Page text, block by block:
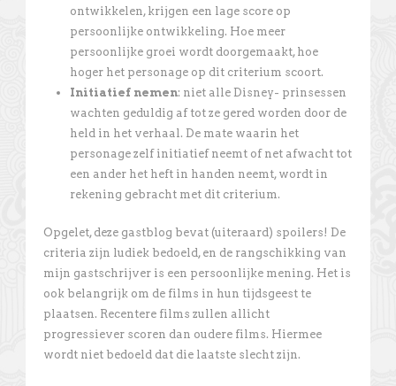
ontwikkelen, krijgen een lage score op
persoonlijke ontwikkeling. Hoe meer
persoonlijke groei wordt doorgemaakt, hoe
hoger het personage op dit criterium scoort.
Initiatief nemen: niet alle Disney- prinsessen
wachten geduldig af tot ze gered worden door de
held in het verhaal. De mate waarin het
personage zelf initiatief neemt of net afwacht tot
een ander het heft in handen neemt, wordt in
rekening gebracht met dit criterium.
Opgelet, deze gastblog bevat (uiteraard) spoilers! De
criteria zijn ludiek bedoeld, en de rangschikking van
mijn gastschrijver is een persoonlijke mening. Het is
ook belangrijk om de films in hun tijdsgeest te
plaatsen. Recentere films zullen allicht
progressiever scoren dan oudere films. Hiermee
wordt niet bedoeld dat die laatste slecht zijn.